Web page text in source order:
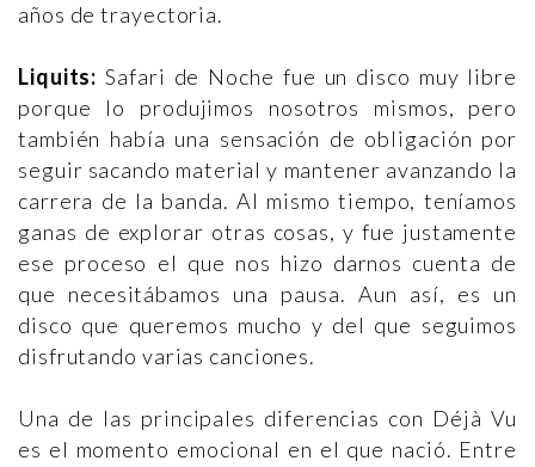
años de trayectoria.
Liquits:Safari de Noche fue un disco muy libre
porque lo produjimos nosotros mismos, pero
también había una sensación de obligación por
seguir sacando material y mantener avanzando la
carrera de la banda. Al mismo tiempo, teníamos
ganas de explorar otras cosas, y fue justamente
ese proceso el que nos hizo darnos cuenta de
que necesitábamos una pausa. Aun así, es un
disco que queremos mucho y del que seguimos
disfrutando varias canciones.
Una de las principales diferencias con Déjà Vu
es el momento emocional en el que nació. Entre